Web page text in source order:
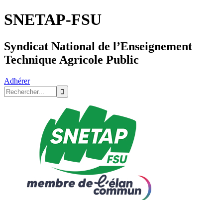
SNETAP-FSU
Syndicat National de l’Enseignement
Technique Agricole Public
Adhérer